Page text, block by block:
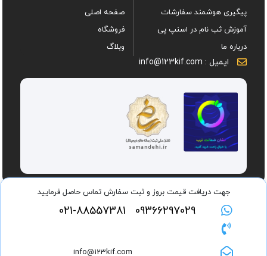
جهت دریافت قیمت بروز و ثبت سفارش تماس حاصل فرمایید
09366297029
021-88557381
info@123kif.com
پیگیری هوشمند سفارشات
آموزش ثب نام در اسنپ پی
درباره ما
صفحه اصلی
فروشگاه
وبلاگ
ایمیل : info@123kif.com
کلیه حقوق این وبسایت متعلق به فروشگاه اینترنتی یک دو سه کیف می باشد